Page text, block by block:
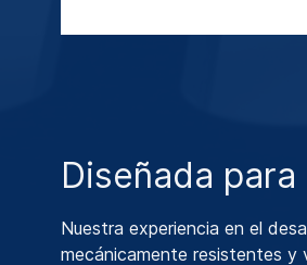
Diseñada
Nuestra experiencia en el
mecánicamente resistentes y